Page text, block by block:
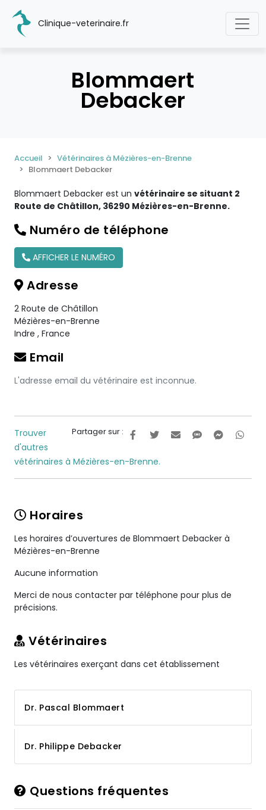
Clinique-veterinaire.fr
Blommaert
Debacker
Accueil
Vétérinaires à Mézières-en-Brenne
Blommaert Debacker
Blommaert Debacker est un vétérinaire se situant 2
Route de Châtillon, 36290 Mézières-en-Brenne.
Numéro de téléphone
AFFICHER LE NUMÉRO
Adresse
2 Route de Châtillon
Mézières-en-Brenne
Indre , France
Email
L'adresse email du vétérinaire est inconnue.
Partager sur :
Trouver
d'autres
vétérinaires à Mézières-en-Brenne.
Horaires
Les horaires d’ouvertures de Blommaert Debacker à
Mézières-en-Brenne
Aucune information
Merci de nous contacter par téléphone pour plus de
précisions.
Vétérinaires
Les vétérinaires exerçant dans cet établissement
Dr. Pascal Blommaert
Dr. Philippe Debacker
Questions fréquentes